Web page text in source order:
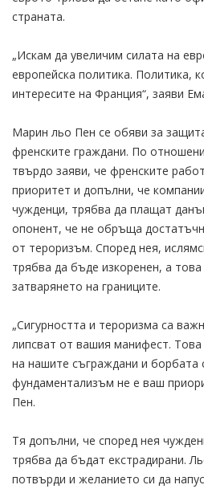
страната.
„Искам да увеличим силата на
европейска политика. Политика,
интересите на Франция“, заяви
Марин льо Пен се обяви за
френските граждани. По
твърдо заяви, че френските
приоритет и допълни, че
чужденци, трябва да плащат
опонент, че не обръща
от тероризъм. Според нея,
трябва да бъде изкоренен, а
затварянето на границите.
„Сигурността и тероризма са
липсват от вашия манифест. Това
на нашите съграждани и борбата
фундаментализъм не е ваш
Пен.
Тя допълни, че според нея
трябва да бъдат екстрадирани.
потвърди и желанието си да